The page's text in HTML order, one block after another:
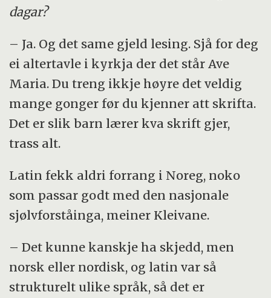
dagar?
– Ja. Og det same gjeld lesing. Sjå for deg
ei altertavle i kyrkja der det står Ave
Maria. Du treng ikkje høyre det veldig
mange gonger før du kjenner att skrifta.
Det er slik barn lærer kva skrift gjer,
trass alt.
Latin fekk aldri forrang i Noreg, noko
som passar godt med den nasjonale
sjølvforståinga, meiner Kleivane.
– Det kunne kanskje ha skjedd, men
norsk eller nordisk, og latin var så
strukturelt ulike språk, så det er